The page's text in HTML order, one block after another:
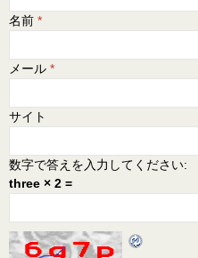
名前 *
メール *
サイト
数字で答えを入力してください:
three × 2 =